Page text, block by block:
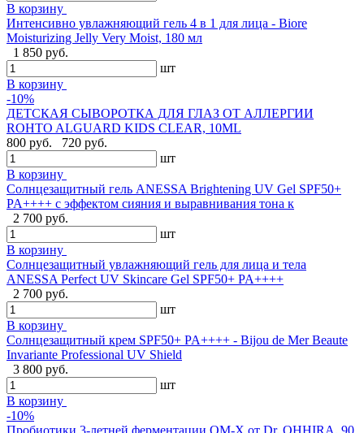
В корзину
Интенсивно увлажняющий гель 4 в 1 для лица - Biore
Moisturizing Jelly Very Moist, 180 мл
1 850 руб.
шт
В корзину
-10%
ДЕТСКАЯ СЫВОРОТКА ДЛЯ ГЛАЗ ОТ АЛЛЕРГИИ
ROHTO ALGUARD KIDS CLEAR, 10ML
800 руб.
720 руб.
шт
В корзину
Солнцезащитный гель ANESSA Brightening UV Gel SPF50+
PA++++ с эффектом сияния и выравнивания тона к
2 700 руб.
шт
В корзину
Солнцезащитный увлажняющий гель для лица и тела
ANESSA Perfect UV Skincare Gel SPF50+ PA++++
2 700 руб.
шт
В корзину
Cолнцезащитный крем SPF50+ PA++++ - Bijou de Mer Beaute
Invariante Professional UV Shield
3 800 руб.
шт
В корзину
-10%
Пробиотики 3-летней ферментации OM-X от Dr. OHHIRA, 90